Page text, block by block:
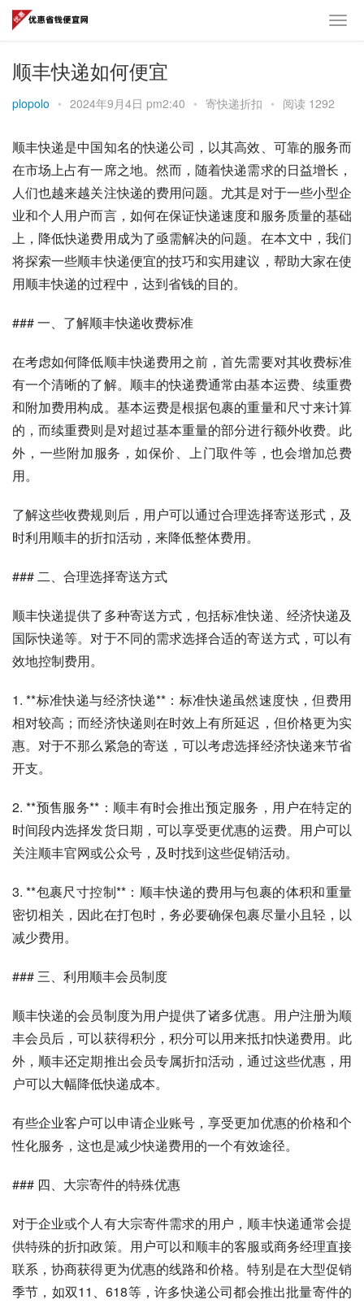
顺丰快递如何便宜
plopolo • 2024年9月4日 pm2:40 • 寄快递折扣 • 阅读 1292
顺丰快递是中国知名的快递公司，以其高效、可靠的服务而
在市场上占有一席之地。然而，随着快递需求的日益增长，
人们也越来越关注快递的费用问题。尤其是对于一些小型企
业和个人用户而言，如何在保证快递速度和服务质量的基础
上，降低快递费用成为了亟需解决的问题。在本文中，我们
将探索一些顺丰快递便宜的技巧和实用建议，帮助大家在使
用顺丰快递的过程中，达到省钱的目的。
### 一、了解顺丰快递收费标准
在考虑如何降低顺丰快递费用之前，首先需要对其收费标准
有一个清晰的了解。顺丰的快递费通常由基本运费、续重费
和附加费用构成。基本运费是根据包裹的重量和尺寸来计算
的，而续重费则是对超过基本重量的部分进行额外收费。此
外，一些附加服务，如保价、上门取件等，也会增加总费
用。
了解这些收费规则后，用户可以通过合理选择寄送形式，及
时利用顺丰的折扣活动，来降低整体费用。
### 二、合理选择寄送方式
顺丰快递提供了多种寄送方式，包括标准快递、经济快递及
国际快递等。对于不同的需求选择合适的寄送方式，可以有
效地控制费用。
1. **标准快递与经济快递**：标准快递虽然速度快，但费用
相对较高；而经济快递则在时效上有所延迟，但价格更为实
惠。对于不那么紧急的寄送，可以考虑选择经济快递来节省
开支。
2. **预售服务**：顺丰有时会推出预定服务，用户在特定的
时间段内选择发货日期，可以享受更优惠的运费。用户可以
关注顺丰官网或公众号，及时找到这些促销活动。
3. **包裹尺寸控制**：顺丰快递的费用与包裹的体积和重量
密切相关，因此在打包时，务必要确保包裹尽量小且轻，以
减少费用。
### 三、利用顺丰会员制度
顺丰快递的会员制度为用户提供了诸多优惠。用户注册为顺
丰会员后，可以获得积分，积分可以用来抵扣快递费用。此
外，顺丰还定期推出会员专属折扣活动，通过这些优惠，用
户可以大幅降低快递成本。
有些企业客户可以申请企业账号，享受更加优惠的价格和个
性化服务，这也是减少快递费用的一个有效途径。
### 四、大宗寄件的特殊优惠
对于企业或个人有大宗寄件需求的用户，顺丰快递通常会提
供特殊的折扣政策。用户可以和顺丰的客服或商务经理直接
联系，协商获得更为优惠的线路和价格。特别是在大型促销
季节，如双11、618等，许多快递公司都会推出批量寄件的